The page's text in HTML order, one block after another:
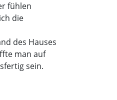
fühlen
die
des Hauses
man auf
sein.